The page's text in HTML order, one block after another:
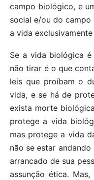
campo biológico, e
social e/ou do
a vida exclusivamente
Se a vida biológica
não tirar é o que
leis que proíbam o
vida, e se há de
exista morte
protege a vida
mas protege a vida
não se estar
arrancado de sua
assunção ética.